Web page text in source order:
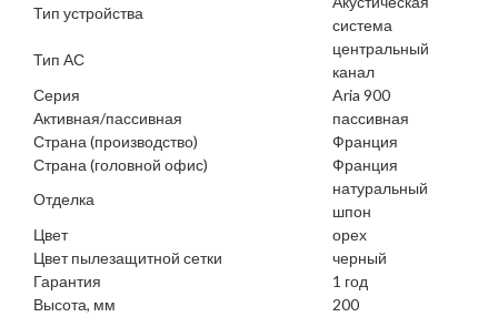
Тип устройства
система
Тип АС
центральный
канал
Серия
Aria 900
Активная/пассивная
пассивная
Страна (производство)
Франция
Страна (головной офис)
Франция
Отделка
натуральный
шпон
Цвет
орех
Цвет пылезащитной сетки
черный
Гарантия
1 год
Высота, мм
200